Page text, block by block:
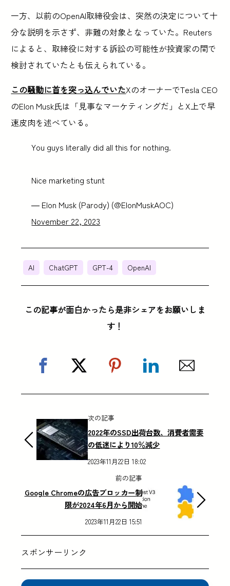
一方、以前のOpenAI取締役会は、突然の決定について十
分な説明を示さず、非難の対象となっていた。Reuters
によると、取締役に対する訴訟の可能性が投資家の間で
検討されていたとも伝えられている。
この騒動に首を突っ込んでいたXのオーナーでTesla CEO
のElon Musk氏は「見事なマーケティングだ」とX上で早
速皮肉を述べている。
You guys literally did all this for nothing.
Nice marketing stunt
— Elon Musk (Parody) (@ElonMuskAOC)
November 22, 2023
AI ChatGPT GPT-4 OpenAI
この記事が面白かったら是非シェアをお願いしま
す！
次の記事
2022年のSSD出荷台数、消費者需要
の低迷により10％減少
2023年11月22日 18:02
前の記事
Google Chromeの広告ブロッカー制
限が2024年6月から開始
2023年11月22日 15:51
スポンサーリンク